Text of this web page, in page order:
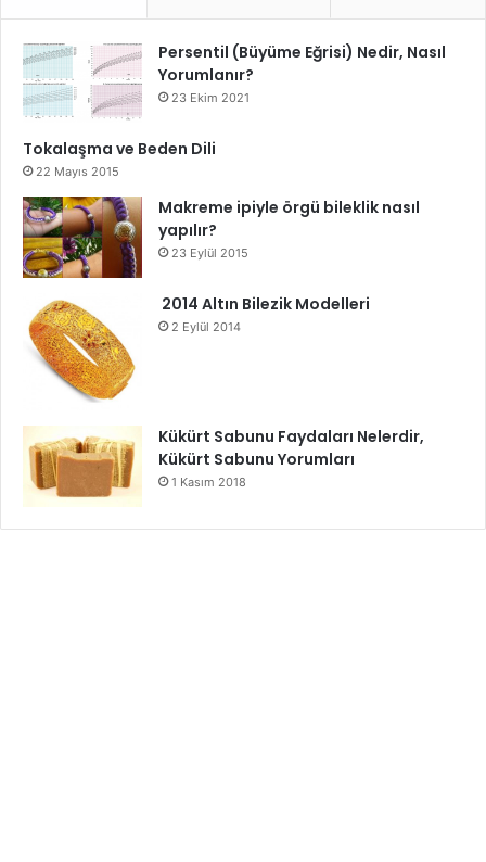
Persentil (Büyüme Eğrisi) Nedir, Nasıl
Yorumlanır?
23 Ekim 2021
Tokalaşma ve Beden Dili
22 Mayıs 2015
Makreme ipiyle örgü bileklik nasıl
yapılır?
23 Eylül 2015
2014 Altın Bilezik Modelleri
2 Eylül 2014
Kükürt Sabunu Faydaları Nelerdir,
Kükürt Sabunu Yorumları
1 Kasım 2018